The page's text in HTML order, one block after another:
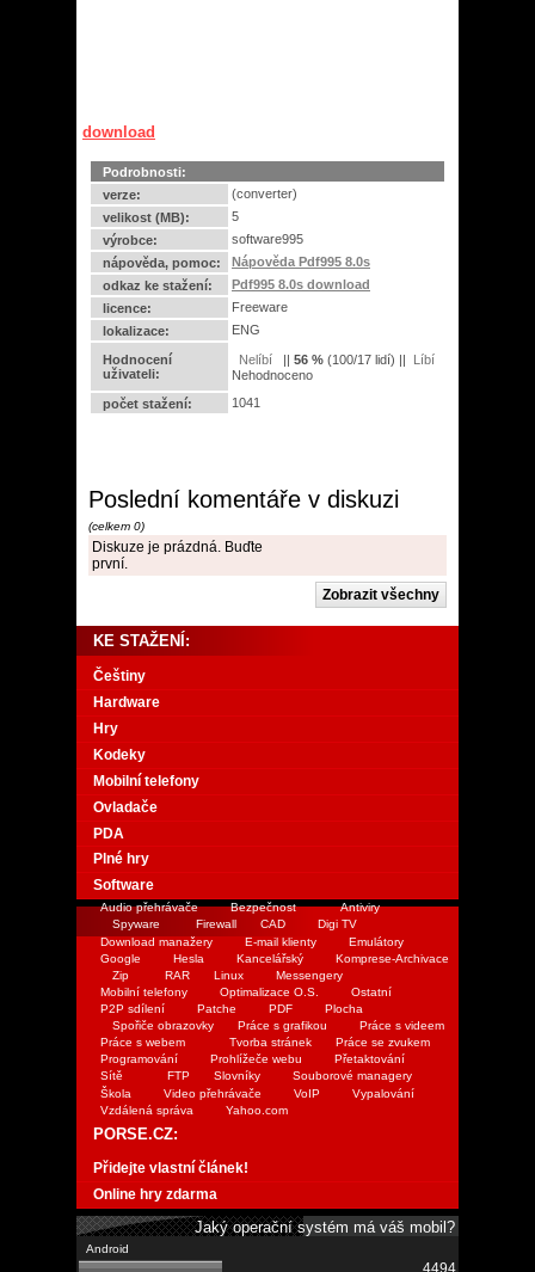
download
Podrobnosti:
verze:
(converter)
velikost (MB):
5
výrobce:
software995
nápověda, pomoc:
Nápověda Pdf995 8.0s
odkaz ke stažení:
Pdf995 8.0s download
licence:
Freeware
lokalizace:
ENG
Hodnocení
uživateli:
|| 56 % (100/17 lidí) ||
Nehodnoceno
počet stažení:
1041
Poslední komentáře v diskuzi
(celkem 0)
Diskuze je prázdná. Buďte
první.
KE STAŽENÍ:
Češtiny
Hardware
Hry
Kodeky
Mobilní telefony
Ovladače
PDA
Plné hry
Software
Audio přehrávače Bezpečnost
Antiviry
Spyware
Firewall CAD
Digi TV
Download manažery
E-mail klienty
Emulátory
Google
Hesla Kancelářský
Komprese-Archivace
Zip
RAR Linux
Messengery
Mobilní telefony
Optimalizace O.S.
Ostatní
P2P sdílení
Patche PDF
Plocha
Spořiče obrazovky
Práce s grafikou
Práce s videem
Práce s webem
Tvorba stránek
Práce se zvukem
Programování
Prohlížeče webu
Přetaktování
Sítě
FTP Slovníky
Souborové managery
Škola
Video přehrávače VoIP
Vypalování
Vzdálená správa
Yahoo.com
PORSE.CZ:
Přidejte vlastní článek!
Online hry zdarma
Jaký operační systém má váš mobil?
4494